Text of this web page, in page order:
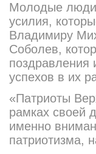
Молодые люди
усилия,
Владимиру
Соболев,
поздравления
успехов в их
«Патриоты
рамках своей
именно
патриотизма,